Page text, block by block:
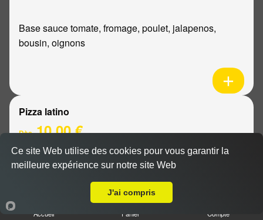
Base sauce tomate, fromage, poulet, jalapenos,
bousin, oignons
Pizza latino
Dès10.00 €
Accueil Panier Compte
Ce site Web utilise des cookies pour vous garantir la
meilleure expérience sur notre site Web
J'ai compris